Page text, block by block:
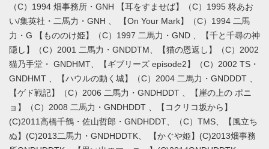
（C）1994 畑事務所・GNH 【耳をすませば】（C）1995 柊あお
い/集英社・二馬力・GNH 、 【On Your Mark】（C）1994 二馬
力・G 【もののけ姫】（C）1997 二馬力・GND 、【千と千尋の神
隠し】（C）2001 二馬力・GNDDTM、【猫の恩返し】（C）2002
猫乃手堂・ GNDHMT、【ギブリーズ episode2】（C）2002 TS・
GNDHMT 、【ハウルの動く城】（C）2004 二馬力・GNDDDT 、
【ゲド戦記】（C）2006 二馬力・GNDHDDT 、【崖の上の ポニ
ョ】（C）2008 二馬力・GNDHDDT 、【コクリコ坂から】
(C)2011高橋千鶴・佐山哲郎・GNDHDDT、（C）TMS、【風立ち
ぬ】(C)2013二馬力・GNDHDDTK、 【かぐや姫】(C)2013畑事務